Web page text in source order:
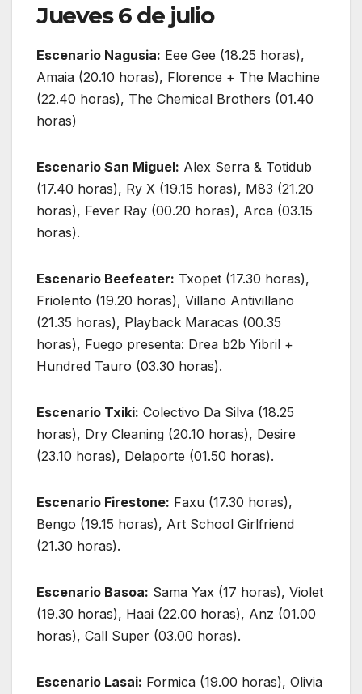
Jueves 6 de julio
Escenario Nagusia: Eee Gee (18.25 horas),
Amaia (20.10 horas), Florence + The Machine
(22.40 horas), The Chemical Brothers (01.40
horas)
Escenario San Miguel: Alex Serra & Totidub
(17.40 horas), Ry X (19.15 horas), M83 (21.20
horas), Fever Ray (00.20 horas), Arca (03.15
horas).
Escenario Beefeater: Txopet (17.30 horas),
Friolento (19.20 horas), Villano Antivillano
(21.35 horas), Playback Maracas (00.35
horas), Fuego presenta: Drea b2b Yibril +
Hundred Tauro (03.30 horas).
Escenario Txiki: Colectivo Da Silva (18.25
horas), Dry Cleaning (20.10 horas), Desire
(23.10 horas), Delaporte (01.50 horas).
Escenario Firestone: Faxu (17.30 horas),
Bengo (19.15 horas), Art School Girlfriend
(21.30 horas).
Escenario Basoa: Sama Yax (17 horas), Violet
(19.30 horas), Haai (22.00 horas), Anz (01.00
horas), Call Super (03.00 horas).
Escenario Lasai: Formica (19.00 horas), Olivia